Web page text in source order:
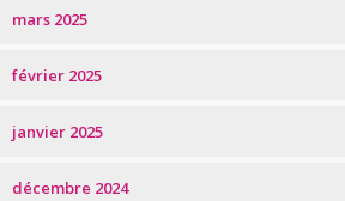
mars 2025
février 2025
janvier 2025
décembre 2024